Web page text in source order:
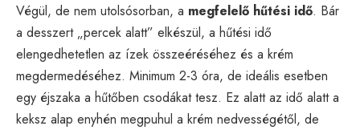
Végül, de nem utolsósorban, a megfelelő hűtési idő. Bár
a desszert „percek alatt” elkészül, a hűtési idő
elengedhetetlen az ízek összeéréséhez és a krém
megdermedéséhez. Minimum 2-3 óra, de ideális esetben
egy éjszaka a hűtőben csodákat tesz. Ez alatt az idő alatt a
keksz alap enyhén megpuhul a krém nedvességétől, de